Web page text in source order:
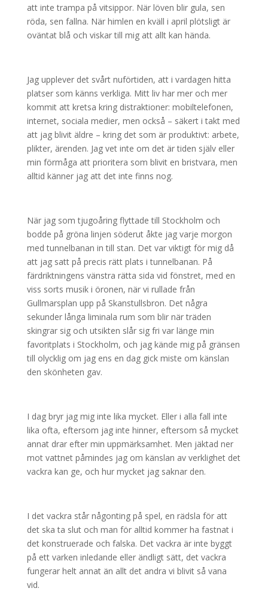
att inte trampa på vitsippor. När löven blir gula, sen
röda, sen fallna. När himlen en kväll i april plötsligt är
oväntat blå och viskar till mig att allt kan hända.
Jag upplever det svårt nuförtiden, att i vardagen hitta
platser som känns verkliga. Mitt liv har mer och mer
kommit att kretsa kring distraktioner: mobiltelefonen,
internet, sociala medier, men också – säkert i takt med
att jag blivit äldre – kring det som är produktivt: arbete,
plikter, ärenden. Jag vet inte om det är tiden själv eller
min förmåga att prioritera som blivit en bristvara, men
alltid känner jag att det inte finns nog.
När jag som tjugoåring flyttade till Stockholm och
bodde på gröna linjen söderut åkte jag varje morgon
med tunnelbanan in till stan. Det var viktigt för mig då
att jag satt på precis rätt plats i tunnelbanan. På
färdriktningens vänstra rätta sida vid fönstret, med en
viss sorts musik i öronen, när vi rullade från
Gullmarsplan upp på Skanstullsbron. Det några
sekunder långa liminala rum som blir när träden
skingrar sig och utsikten slår sig fri var länge min
favoritplats i Stockholm, och jag kände mig på gränsen
till olycklig om jag ens en dag gick miste om känslan
den skönheten gav.
I dag bryr jag mig inte lika mycket. Eller i alla fall inte
lika ofta, eftersom jag inte hinner, eftersom så mycket
annat drar efter min uppmärksamhet. Men jäktad ner
mot vattnet påmindes jag om känslan av verklighet det
vackra kan ge, och hur mycket jag saknar den.
I det vackra står någonting på spel, en rädsla för att
det ska ta slut och man för alltid kommer ha fastnat i
det konstruerade och falska. Det vackra är inte byggt
på ett varken inledande eller ändligt sätt, det vackra
fungerar helt annat än allt det andra vi blivit så vana
vid.